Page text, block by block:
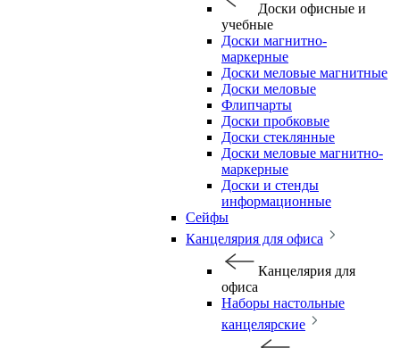
Доски офисные и
учебные
Доски магнитно-
маркерные
Доски меловые магнитные
Доски меловые
Флипчарты
Доски пробковые
Доски стеклянные
Доски меловые магнитно-
маркерные
Доски и стенды
информационные
Сейфы
Канцелярия для офиса
Канцелярия для
офиса
Наборы настольные
канцелярские